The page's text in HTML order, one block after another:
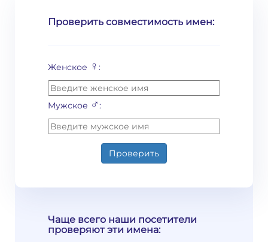
Проверить совместимость имен:
Женское ♀ :
Мужское ♂:
Проверить
Чаще всего наши посетители
проверяют эти имена: